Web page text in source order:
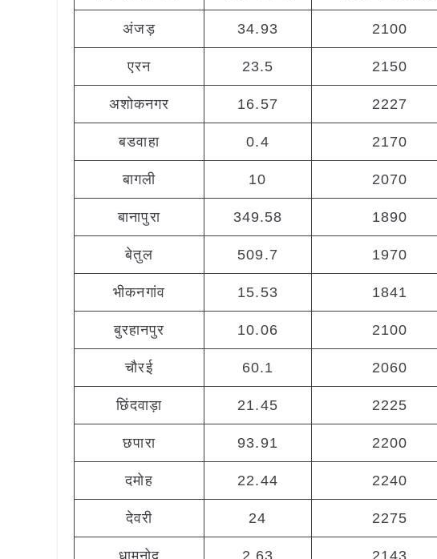
अंजड़ 34.93 2100
एरन 23.5 2150
अशोकनगर 16.57 2227
बडवाहा 0.4 2170
बागली 10 2070
बानापुरा 349.58 1890
बेतुल 509.7 1970
भीकनगांव 15.53 1841
बुरहानपुर 10.06 2100
चौरई 60.1 2060
छिंदवाड़ा 21.45 2225
छपारा 93.91 2200
दमोह 22.44 2240
देवरी 24 2275
धामनोद 2.63 2143